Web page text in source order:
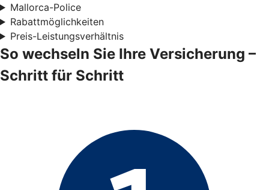
Mallorca-Police
Rabattmöglichkeiten
Preis-Leistungsverhältnis
So wechseln Sie Ihre Versicherung –
Schritt für Schritt